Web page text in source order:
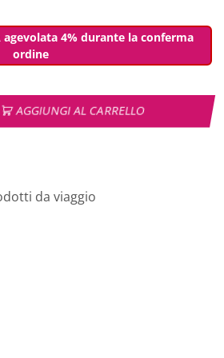
4% durante la conferma
ordine
AGGIUNGI AL CARRELLO
da viaggio